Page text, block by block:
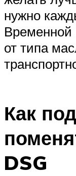
нужно
Временной
от типа
Как
DSG